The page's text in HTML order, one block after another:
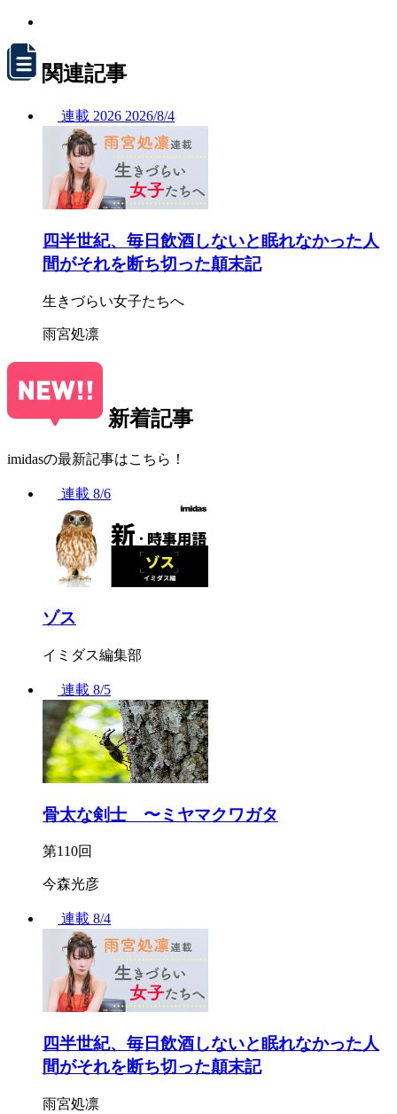
関連記事
連載 2026 2026/8/4
四半世紀、毎日飲酒しないと眠れなかった人
間がそれを断ち切った顛末記
生きづらい女子たちへ
雨宮処凛
新着記事
imidasの最新記事はこちら！
連載 8/6
ゾス
イミダス編集部
連載 8/5
骨太な剣士 〜ミヤマクワガタ
第110回
今森光彦
連載 8/4
四半世紀、毎日飲酒しないと眠れなかった人
間がそれを断ち切った顛末記
雨宮処凛